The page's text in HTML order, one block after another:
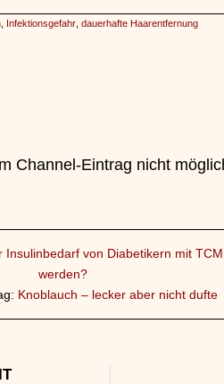
Infektionsgefahr dauerhafte Haarentfernung
Channel-Eintrag nicht
Insulinbedarf von Diabetikern mit
werden?
Knoblauch – lecker aber nicht dufte